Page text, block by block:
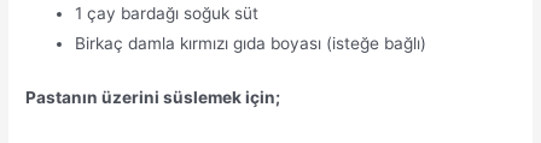
1 çay bardağı soğuk süt
Birkaç damla kırmızı gıda boyası (isteğe bağlı)
Pastanın üzerini süslemek için;